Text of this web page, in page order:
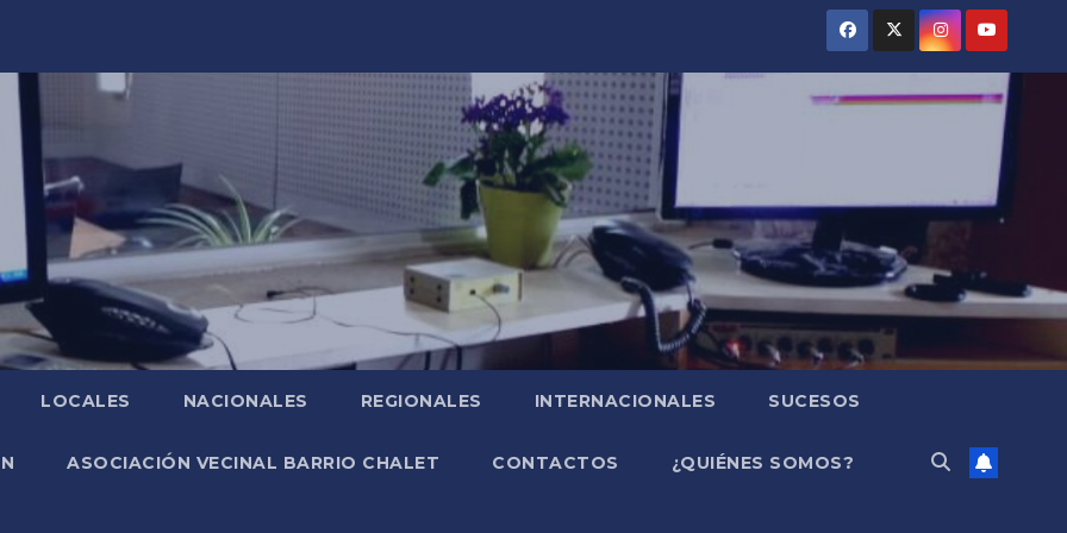
LOCALES NACIONALES REGIONALES INTERNACIONALES SUCESOS
ASOCIACIÓN VECINAL BARRIO CHALET CONTACTOS ¿QUIÉNES SOMOS?